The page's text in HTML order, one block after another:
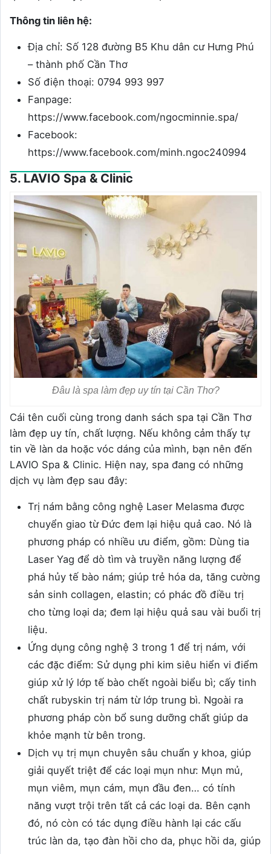
Thông tin liên hệ:
Địa chỉ: Số 128 đường B5 Khu dân cư Hưng Phú
– thành phố Cần Thơ
Số điện thoại: 0794 993 997
Fanpage:
https://www.facebook.com/ngocminnie.spa/
Facebook:
https://www.facebook.com/minh.ngoc240994
5. LAVIO Spa & Clinic
Đâu là spa làm đẹp uy tín tại Cần Thơ?
Cái tên cuối cùng trong danh sách spa tại Cần Thơ
làm đẹp uy tín, chất lượng. Nếu không cảm thấy tự
tin về làn da hoặc vóc dáng của mình, bạn nên đến
LAVIO Spa & Clinic. Hiện nay, spa đang có những
dịch vụ làm đẹp sau đây:
Trị nám bằng công nghệ Laser Melasma được
chuyển giao từ Đức đem lại hiệu quả cao. Nó là
phương pháp có nhiều ưu điểm, gồm: Dùng tia
Laser Yag để dò tìm và truyền năng lượng để
phá hủy tế bào nám; giúp trẻ hóa da, tăng cường
sản sinh collagen, elastin; có phác đồ điều trị
cho từng loại da; đem lại hiệu quả sau vài buổi trị
liệu.
Ứng dụng công nghệ 3 trong 1 để trị nám, với
các đặc điểm: Sử dụng phi kim siêu hiển vi điểm
giúp xử lý lớp tế bào chết ngoài biểu bì; cấy tinh
chất rubyskin trị nám từ lớp trung bì. Ngoài ra
phương pháp còn bổ sung dưỡng chất giúp da
khỏe mạnh từ bên trong.
Dịch vụ trị mụn chuyên sâu chuẩn y khoa, giúp
giải quyết triệt để các loại mụn như: Mụn mủ,
mụn viêm, mụn cám, mụn đầu đen… có tính
năng vượt trội trên tất cả các loại da. Bên cạnh
đó, nó còn có tác dụng điều hành lại các cấu
trúc làn da, tạo đàn hồi cho da, phục hồi da, giúp